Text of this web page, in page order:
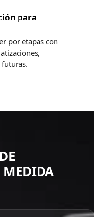
para
por etapas con
DE
MEDIDA